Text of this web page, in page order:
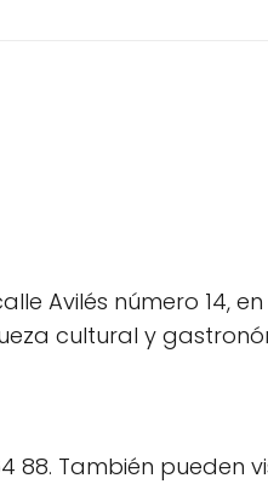
Avilés número 14, en
cultural y
88. También pueden